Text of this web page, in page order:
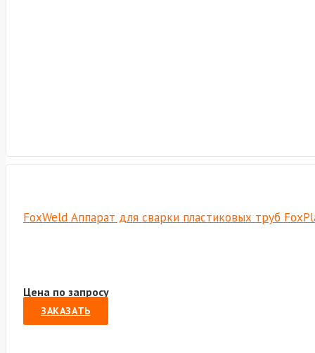
FoxWeld Аппарат для сварки пластиковых труб
Цена по запросу
ЗАКАЗАТЬ